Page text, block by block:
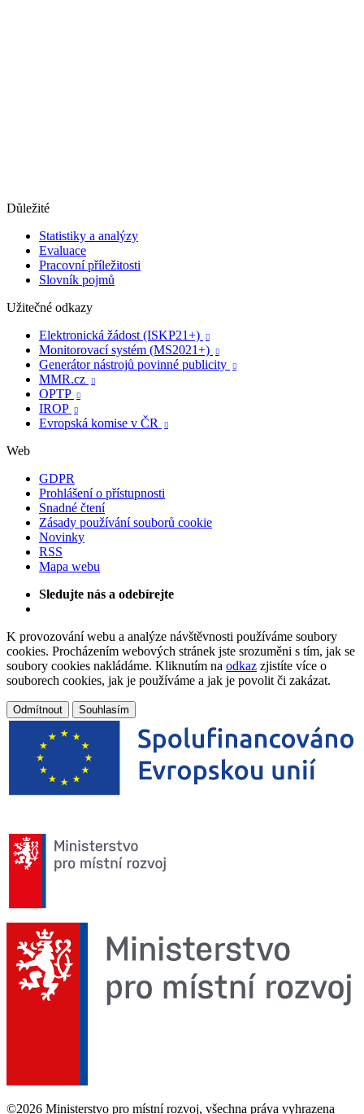
Důležité
Statistiky a analýzy
Evaluace
Pracovní příležitosti
Slovník pojmů
Užitečné odkazy
Elektronická žádost (ISKP21+)

Monitorovací systém (MS2021+) 
Generátor nástrojů povinné publicity 
MMR.cz 
OPTP 
IROP 
Evropská komise v ČR 
Web
GDPR
Prohlášení o přístupnosti
Snadné čtení
Zásady používání souborů cookie
Novinky
RSS
Mapa webu
Sledujte nás a odebírejte
K provozování webu a analýze návštěvnosti používáme soubory
cookies. Procházením webových stránek jste srozuměni s tím, jak se
soubory cookies nakládáme. Kliknutím na odkaz zjistíte více o
souborech cookies, jak je používáme a jak je povolit či zakázat.
Odmítnout Souhlasím
©2026 Ministerstvo pro místní rozvoj, všechna práva vyhrazena